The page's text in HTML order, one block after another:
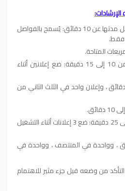
مقاطع الفيديو التي تقل مدتها عن 10 دقائق: يُسمح بالفواصل
فقط.
المتاحة.
مقاطع فيديو مدتها من 10 إلى 15 دقيقة: ضع إعلانين أثناء
إعلان واحد في أول 3 دقائق ، وإعلان واحد في الثلث الثاني من
مقاطع فيديو من 15 إلى 25 دقيقة: ضع 3 إعلانات أثناء التشغيل
في أول 3 دقائق ، وواحدة في المنتصف ، وواحدة في
من وضعه قبل جزء مثير للاهتمام